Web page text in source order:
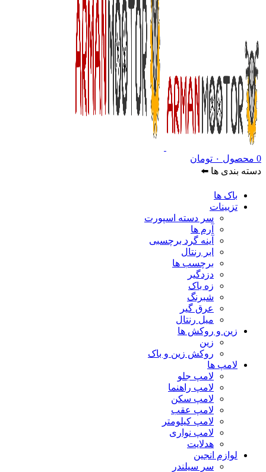
0 محصول ۰ تومان
دسته بندی ها ⬅️
باک ها
تزیینات
سر دسته اسپورت
آرم ها
آینه گرد برچسبی
ابر رنتال
برچسب ها
دزدگیر
زه باک
شبرنگ
عرق گیر
میل رنتال
زین و روکش ها
زین
روکش زین و باک
لامپ ها
لامپ جلو
لامپ راهنما
لامپ سکن
لامپ عقب
لامپ کیلومتر
لامپ نواری
هدلایت
لوازم انجین
سر سیلندر